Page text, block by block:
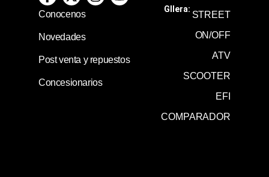
Conocenos
Novedades
Post venta y repuestos
Concesionarios
GIlera:
STREET
ON/OFF
ATV
SCOOTER
EFI
COMPARADOR